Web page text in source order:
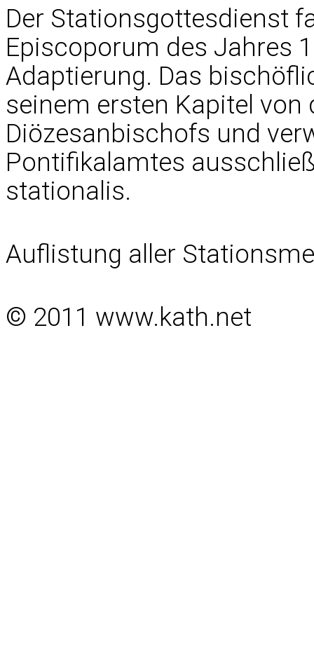
Der Stationsgottesdienst
Episcoporum des Jahres
Adaptierung. Das
seinem ersten Kapitel
Diözesanbischofs und
Pontifikalamtes
stationalis.
Auflistung aller
© 2011 www.kath.net